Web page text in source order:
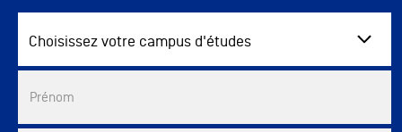
Choisissez votre campus d'études
Prénom